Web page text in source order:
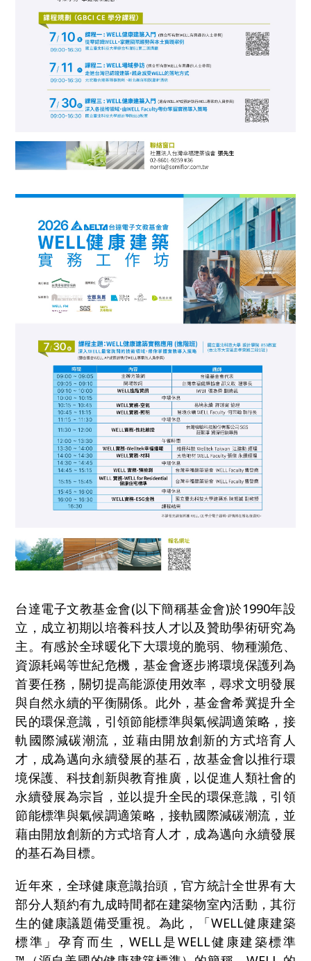
台達電子文教基金會(以下簡稱基金會)於1990年設
立，成立初期以培養科技人才以及贊助學術研究為
主。有感於全球暖化下大環境的脆弱、物種瀕危、
資源耗竭等世紀危機，基金會逐步將環境保護列為
首要任務，關切提高能源使用效率，尋求文明發展
與自然永續的平衡關係。此外，基金會希冀提升全
民的環保意識，引領節能標準與氣候調適策略，接
軌國際減碳潮流，並藉由開放創新的方式培育人
才，成為邁向永續發展的基石，故基金會以推行環
境保護、科技創新與教育推廣，以促進人類社會的
永續發展為宗旨，並以提升全民的環保意識，引領
節能標準與氣候調適策略，接軌國際減碳潮流，並
藉由開放創新的方式培育人才，成為邁向永續發展
的基石為目標。
近年來，全球健康意識抬頭，官方統計全世界有大
部分人類約有九成時間都在建築物室內活動，其衍
生的健康議題備受重視。為此，「WELL健康建築
標準」孕育而生，WELL是WELL健康建築標準